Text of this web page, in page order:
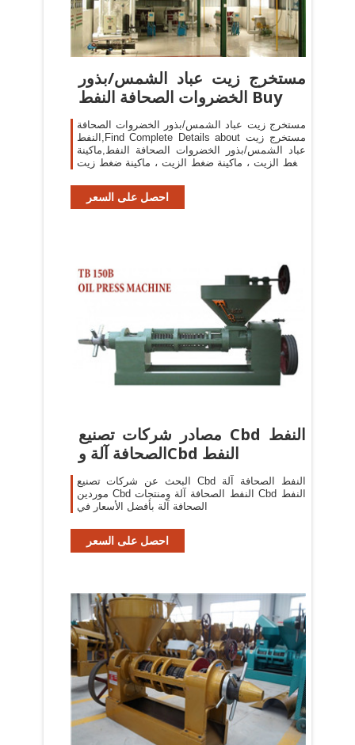
مستخرج زيت عباد الشمس/بذور
الخضروات الصحافة النفط Buy
مستخرج زيت عباد الشمس/بذور الخضروات الصحافة
النفط,Find Complete Details about مستخرج زيت
عباد الشمس/بذور الخضروات الصحافة النفط,ماكينة
ضغط الزيت ، ماكينة ضغط الزيت ، ماكينة ضغط زيت
Wenzhou Longwan Jimei Machinery
احصل على السعر
مصادر شركات تصنيع Cbd النفط
الصحافة آلة وCbd النفط
البحث عن شركات تصنيع Cbd النفط الصحافة آلة
موردين Cbd النفط الصحافة آلة ومنتجات Cbd النفط
الصحافة آلة بأفضل الأسعار في
احصل على السعر